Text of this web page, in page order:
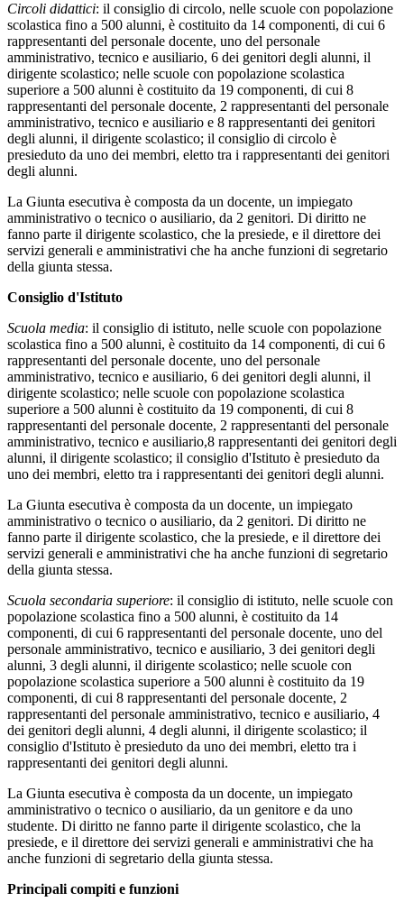
Circoli didattici: il consiglio di circolo, nelle scuole con popolazione
scolastica fino a 500 alunni, è costituito da 14 componenti, di cui 6
rappresentanti del personale docente, uno del personale
amministrativo, tecnico e ausiliario, 6 dei genitori degli alunni, il
dirigente scolastico; nelle scuole con popolazione scolastica
superiore a 500 alunni è costituito da 19 componenti, di cui 8
rappresentanti del personale docente, 2 rappresentanti del personale
amministrativo, tecnico e ausiliario e 8 rappresentanti dei genitori
degli alunni, il dirigente scolastico; il consiglio di circolo è
presieduto da uno dei membri, eletto tra i rappresentanti dei genitori
degli alunni.
La Giunta esecutiva è composta da un docente, un impiegato
amministrativo o tecnico o ausiliario, da 2 genitori. Di diritto ne
fanno parte il dirigente scolastico, che la presiede, e il direttore dei
servizi generali e amministrativi che ha anche funzioni di segretario
della giunta stessa.
Consiglio d'Istituto
Scuola media: il consiglio di istituto, nelle scuole con popolazione
scolastica fino a 500 alunni, è costituito da 14 componenti, di cui 6
rappresentanti del personale docente, uno del personale
amministrativo, tecnico e ausiliario, 6 dei genitori degli alunni, il
dirigente scolastico; nelle scuole con popolazione scolastica
superiore a 500 alunni è costituito da 19 componenti, di cui 8
rappresentanti del personale docente, 2 rappresentanti del personale
amministrativo, tecnico e ausiliario,8 rappresentanti dei genitori degli
alunni, il dirigente scolastico; il consiglio d'Istituto è presieduto da
uno dei membri, eletto tra i rappresentanti dei genitori degli alunni.
La Giunta esecutiva è composta da un docente, un impiegato
amministrativo o tecnico o ausiliario, da 2 genitori. Di diritto ne
fanno parte il dirigente scolastico, che la presiede, e il direttore dei
servizi generali e amministrativi che ha anche funzioni di segretario
della giunta stessa.
Scuola secondaria superiore: il consiglio di istituto, nelle scuole con
popolazione scolastica fino a 500 alunni, è costituito da 14
componenti, di cui 6 rappresentanti del personale docente, uno del
personale amministrativo, tecnico e ausiliario, 3 dei genitori degli
alunni, 3 degli alunni, il dirigente scolastico; nelle scuole con
popolazione scolastica superiore a 500 alunni è costituito da 19
componenti, di cui 8 rappresentanti del personale docente, 2
rappresentanti del personale amministrativo, tecnico e ausiliario, 4
dei genitori degli alunni, 4 degli alunni, il dirigente scolastico; il
consiglio d'Istituto è presieduto da uno dei membri, eletto tra i
rappresentanti dei genitori degli alunni.
La Giunta esecutiva è composta da un docente, un impiegato
amministrativo o tecnico o ausiliario, da un genitore e da uno
studente. Di diritto ne fanno parte il dirigente scolastico, che la
presiede, e il direttore dei servizi generali e amministrativi che ha
anche funzioni di segretario della giunta stessa.
Principali compiti e funzioni